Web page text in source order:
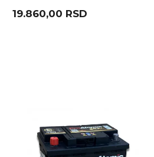
19.860,00 RSD